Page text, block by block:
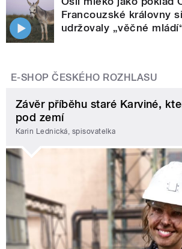
Francouzské královny
udržovaly „věčné
E-SHOP ČESKÉHO ROZHLASU
Závěr příběhu staré Karviné,
pod zemí
Karin Lednická, spisovatelka